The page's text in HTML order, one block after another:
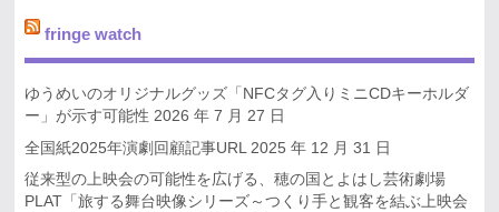
fringe watch
ゆうめいのオリジナルグッズ「NFCタグ入りミニCDキーホルダ
ー」が示す可能性 2026 年 7 月 27 日
全国紙2025年演劇回顧記事URL 2025 年 12 月 31 日
従来型の上映会の可能性を広げる、穂の国とよはし芸術劇場
PLAT「旅する舞台映像シリーズ～つくり手と観客を結ぶ上映会